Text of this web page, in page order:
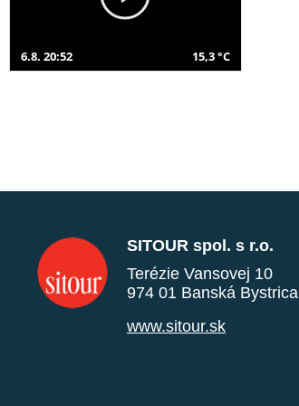
6.8. 20:52 15,3 °C
SITOUR spol. s r.o.
Terézie Vansovej 10
974 01 Banská Bystrica
www.sitour.sk